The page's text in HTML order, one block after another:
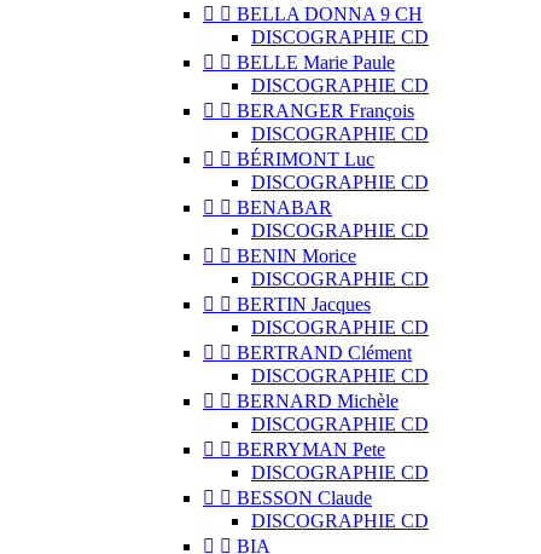
  BELLA DONNA 9 CH
DISCOGRAPHIE CD
  BELLE Marie Paule
DISCOGRAPHIE CD
  BERANGER François
DISCOGRAPHIE CD
  BÉRIMONT Luc
DISCOGRAPHIE CD
  BENABAR
DISCOGRAPHIE CD
  BENIN Morice
DISCOGRAPHIE CD
  BERTIN Jacques
DISCOGRAPHIE CD
  BERTRAND Clément
DISCOGRAPHIE CD
  BERNARD Michèle
DISCOGRAPHIE CD
  BERRYMAN Pete
DISCOGRAPHIE CD
  BESSON Claude
DISCOGRAPHIE CD
  BIA